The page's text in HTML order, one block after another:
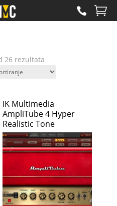
26 rezultata
IK Multimedia
AmpliTube 4 Hyper
Realistic Tone